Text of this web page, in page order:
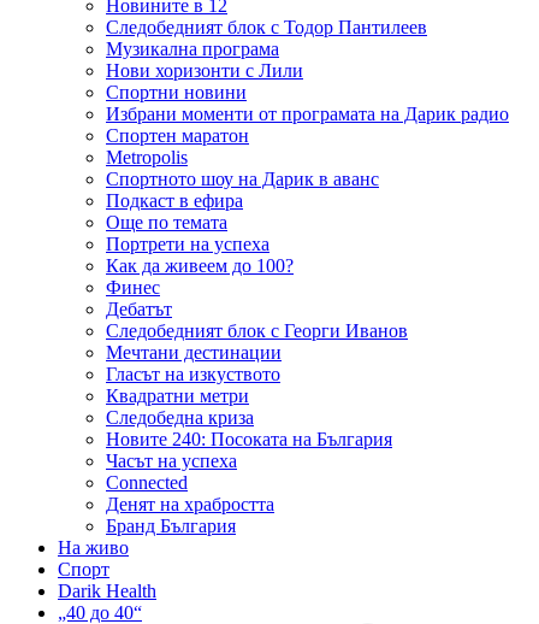
Новините в 12
Следобедният блок с Тодор Пантилеев
Музикална програма
Нови хоризонти с Лили
Спортни новини
Избрани моменти от програмата на Дарик радио
Спортен маратон
Metropolis
Спортното шоу на Дарик в аванс
Подкаст в ефира
Още по темата
Портрети на успеха
Как да живеем до 100?
Финес
Дебатът
Следобедният блок с Георги Иванов
Мечтани дестинации
Гласът на изкуството
Квадратни метри
Следобедна криза
Новите 240: Посоката на България
Часът на успеха
Connected
Денят на храбростта
Бранд България
На живо
Спорт
Darik Health
„40 до 40“